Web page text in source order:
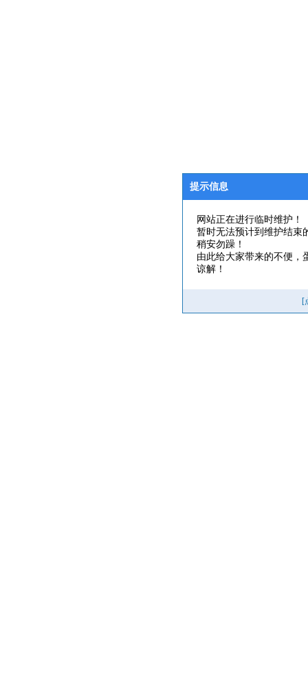
提示信息
网站正在进行临时维护！
暂时无法预计到维护结束
稍安勿躁！
由此给大家带来的不便，
谅解！
[